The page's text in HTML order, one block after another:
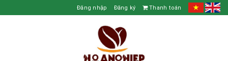
Đăng nhập Đăng ký Thanh toán